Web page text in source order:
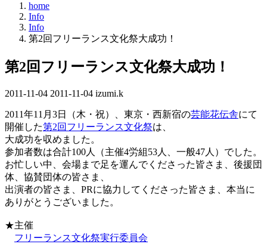
home
Info
Info
第2回フリーランス文化祭大成功！
第2回フリーランス文化祭大成功！
2011-11-04 最
更
新
日
時
:
2011-11-04 izumi.k
2011年11月3日（木・祝）、東京・西新宿の芸能花伝舎にて
開催した第2回フリーランス文化祭は、
大成功を収めました。
参加者数は合計100人（主催4労組53人、一般47人）でした。
お忙しい中、会場まで足を運んでくださった皆さま、後援団
体、協賛団体の皆さま、
出演者の皆さま、PRに協力してくださった皆さま、本当に
ありがとうございました。
★主催
フリーランス文化祭実行委員会